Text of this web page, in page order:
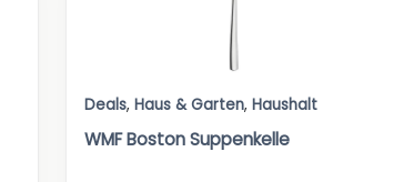
Deals, Haus & Garten, Haushalt
WMF Boston Suppenkelle